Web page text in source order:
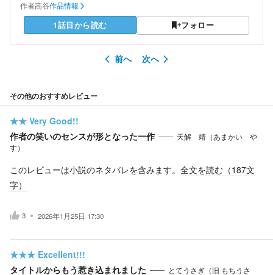
作者高谷作品情報
1話目から読む フォロー
前へ 次へ
その他のおすすめレビュー
★★ Very Good!!
作者の笑いのセンスが形となった一作
天解 靖（あまかい や
す）
このレビューは小説のネタバレを含みます。 全文を読む（187文
字）
3 2026年1月25日 17:30
★★★ Excellent!!!
タイトルからもう惹き込まれました
とてうさぎ（旧 もちうさ